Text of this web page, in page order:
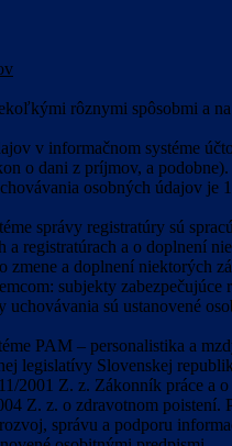
rôznymi spôsobmi a
v informačnom systéme
o dani z príjmov, a
osobných údajov
správy registratúry sú
a registratúrach a o doplnení
zmene a doplnení niektorých
subjekty
uchovávania sú ustanovené
PAM – personalistika a
legislatívy Slovenskej
2001 Z. z. Zákonník práce a
Z. z. o zdravotnom
správu a podporu